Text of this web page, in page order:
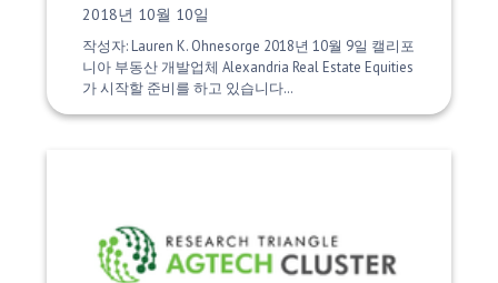
게시 날짜:
2018년 10월 10일
작성자: Lauren K. Ohnesorge 2018년 10월 9일 캘리포
니아 부동산 개발업체 Alexandria Real Estate Equities
가 시작할 준비를 하고 있습니다…